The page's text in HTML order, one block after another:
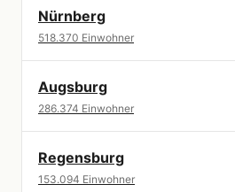
Nürnberg
518.370 Einwohner
Augsburg
286.374 Einwohner
Regensburg
153.094 Einwohner